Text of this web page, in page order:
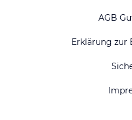
AGB
Erklärung zur